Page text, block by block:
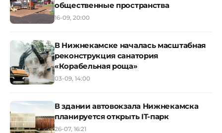
общественные пространства
16-09, 20:00
В Нижнекамске началась масштабная
реконструкция санатория
«Корабельная роща»
03-09, 14:00
В здании автовокзала Нижнекамска
планируется открыть IT-парк
26-07, 16:21